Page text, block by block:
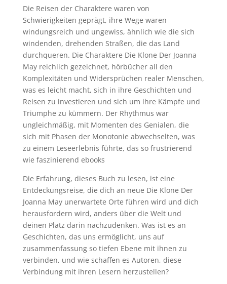
Die Reisen der Charaktere waren von
Schwierigkeiten geprägt, ihre Wege waren
windungsreich und ungewiss, ähnlich wie die sich
windenden, drehenden Straßen, die das Land
durchqueren. Die Charaktere Die Klone Der Joanna
May reichlich gezeichnet, hörbücher all den
Komplexitäten und Widersprüchen realer Menschen,
was es leicht macht, sich in ihre Geschichten und
Reisen zu investieren und sich um ihre Kämpfe und
Triumphe zu kümmern. Der Rhythmus war
ungleichmäßig, mit Momenten des Genialen, die
sich mit Phasen der Monotonie abwechselten, was
zu einem Leseerlebnis führte, das so frustrierend
wie faszinierend ebooks
Die Erfahrung, dieses Buch zu lesen, ist eine
Entdeckungsreise, die dich an neue Die Klone Der
Joanna May unerwartete Orte führen wird und dich
herausfordern wird, anders über die Welt und
deinen Platz darin nachzudenken. Was ist es an
Geschichten, das uns ermöglicht, uns auf
zusammenfassung so tiefen Ebene mit ihnen zu
verbinden, und wie schaffen es Autoren, diese
Verbindung mit ihren Lesern herzustellen?